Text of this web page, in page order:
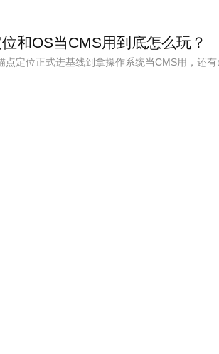
和OS当CMS用到底怎么玩？
定位正式进基线到拿操作系统当CMS用，还